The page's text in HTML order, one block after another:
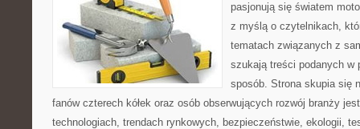
pasjonują się światem
z myślą o czytelnikach,
tematach związanych z
szukają treści podanych w
sposób. Strona skupia się
fanów czterech kółek oraz osób obserwujących rozwój branży
technologiach, trendach rynkowych, bezpieczeństwie, ekologii,